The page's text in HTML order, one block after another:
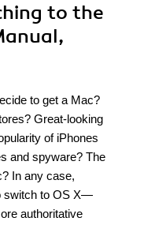
to the
to get a Mac?
Great-looking
of iPhones
and spyware? The
In any case,
switch to OS X—
authoritative